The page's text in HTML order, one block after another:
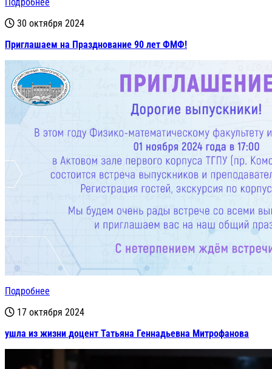
30 октября 2024
Приглашаем на Празднование 90 лет ФМФ!
Подробнее
17 октября 2024
ушла из жизни доцент Татьяна Геннадьевна Митрофанова